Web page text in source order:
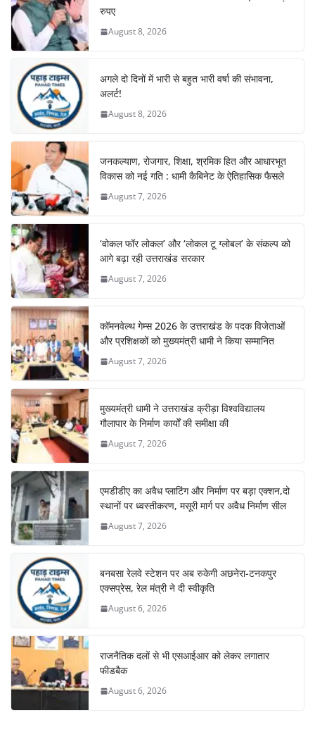
o
o
k
p
p
m n
रुपए
August 8, 2026
अगले दो दिनों में भारी से बहुत भारी वर्षा की संभावना,
अलर्ट!
August 8, 2026
जनकल्याण, रोजगार, शिक्षा, श्रमिक हित और आधारभूत
विकास को नई गति : धामी कैबिनेट के ऐतिहासिक फैसले
August 7, 2026
‘वोकल फॉर लोकल’ और ‘लोकल टू ग्लोबल’ के संकल्प को
आगे बढ़ा रही उत्तराखंड सरकार
August 7, 2026
कॉमनवेल्थ गेम्स 2026 के उत्तराखंड के पदक विजेताओं
और प्रशिक्षकों को मुख्यमंत्री धामी ने किया सम्मानित
August 7, 2026
मुख्यमंत्री धामी ने उत्तराखंड क्रीड़ा विश्वविद्यालय
गौलापार के निर्माण कार्यों की समीक्षा की
August 7, 2026
एमडीडीए का अवैध प्लाटिंग और निर्माण पर बड़ा एक्शन,दो
स्थानों पर ध्वस्तीकरण, मसूरी मार्ग पर अवैध निर्माण सील
August 7, 2026
बनबसा रेलवे स्टेशन पर अब रुकेगी अछनेरा-टनकपुर
एक्सप्रेस, रेल मंत्री ने दी स्वीकृति
August 6, 2026
राजनैतिक दलों से भी एसआईआर को लेकर लगातार
फीडबैक
August 6, 2026